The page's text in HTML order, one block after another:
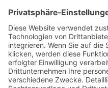
ALLGEMEIN
AUGENÄRZTE